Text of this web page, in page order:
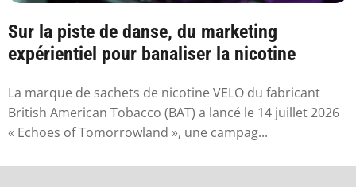
Sur la piste de danse, du marketing
expérientiel pour banaliser la nicotine
La marque de sachets de nicotine VELO du fabricant
British American Tobacco (BAT) a lancé le 14 juillet 2026
« Echoes of Tomorrowland », une campag...